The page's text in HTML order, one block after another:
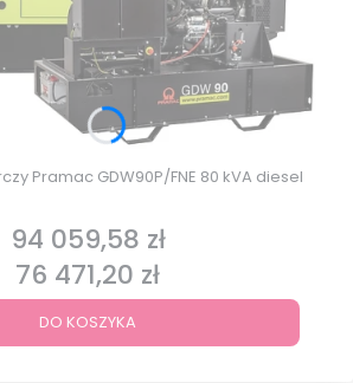
Pramac GDW90P/FNE 80 kVA diesel
Cena
94 059,58 zł
Cena
76 471,20 zł
DO KOSZYKA